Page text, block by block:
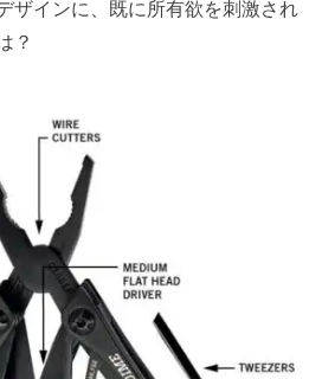
ザインに、既に所有欲を刺激され
？